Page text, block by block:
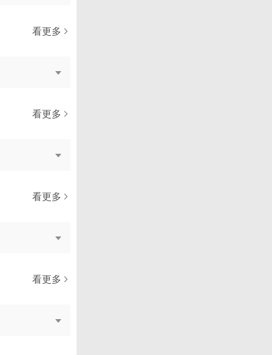
看更多
看更多
看更多
看更多